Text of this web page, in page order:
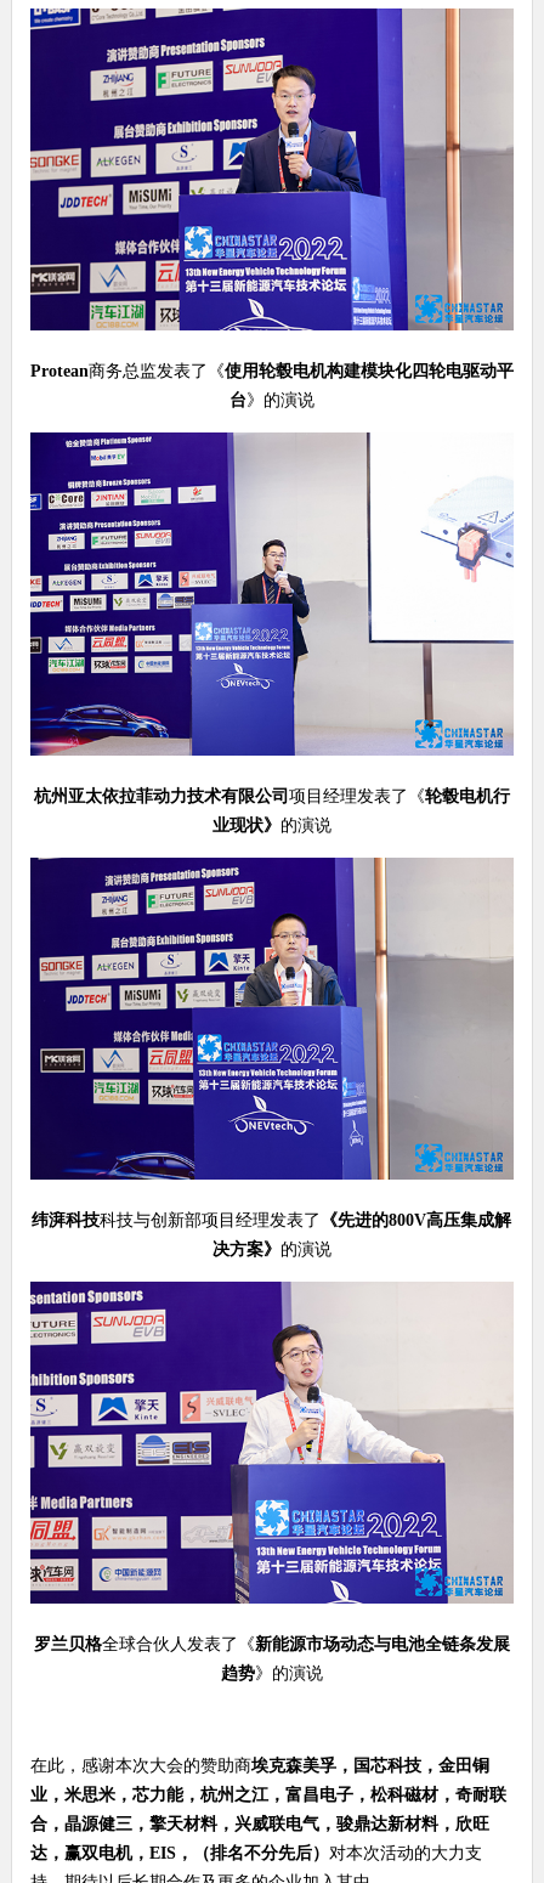
Protean商务总监发表了《使用轮毂电机构建模块化四轮电驱动平
台》的演说
杭州亚太依拉菲动力技术有限公司 项目经理发表了《轮毂电机行
业现状》 的演说
纬湃科技科技与创新部项目经理发表了 《先进的800V高压集成解
决方案》 的演说
罗兰贝格全球合伙人发表了《新能源市场动态与电池全链条发展
趋势》的演说
在此，感谢本次大会的赞助商埃克森美孚，国芯科技，金田铜
业，米思米，芯力能，杭州之江，富昌电子，松科磁材，奇耐联
合，晶源健三，擎天材料，兴威联电气，骏鼎达新材料，欣旺
达，赢双电机，EIS，（排名不分先后） 对本次活动的大力支